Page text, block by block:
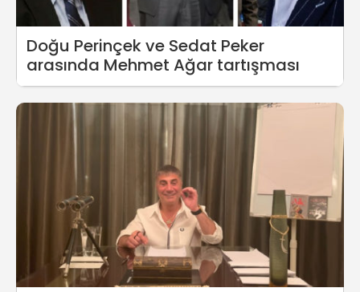
Doğu Perinçek ve Sedat Peker
arasında Mehmet Ağar tartışması